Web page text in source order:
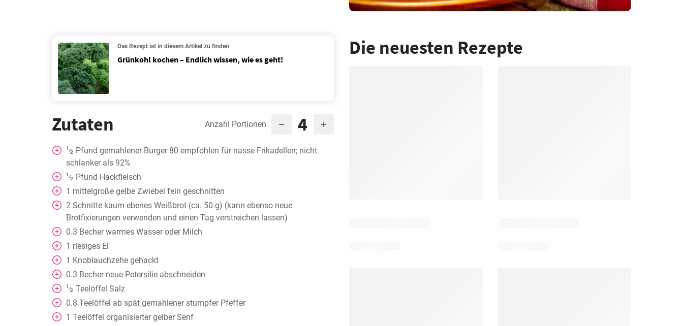
Das Rezept ist in diesem Artikel zu finden
Grünkohl kochen – Endlich wissen, wie es geht!
Zutaten Anzahl Portionen 4
1⁄2
Pfund gemahlener Burger 80 empfohlen für nasse Frikadellen; nicht
schlanker als 92%
1⁄2
Pfund Hackfleisch
1 mittelgroße gelbe Zwiebel fein geschnitten
2 Schnitte kaum ebenes Weißbrot (ca. 50 g) (kann ebenso neue
Brotfixierungen verwenden und einen Tag verstreichen lassen)
0.3 Becher warmes Wasser oder Milch
1 riesiges Ei
1 Knoblauchzehe gehackt
0.3 Becher neue Petersilie abschneiden
1⁄2 Teelöffel Salz
0.8 Teelöffel ab spät gemahlener stumpfer Pfeffer
1 Teelöffel organisierter gelber Senf
Die neuesten Rezepte